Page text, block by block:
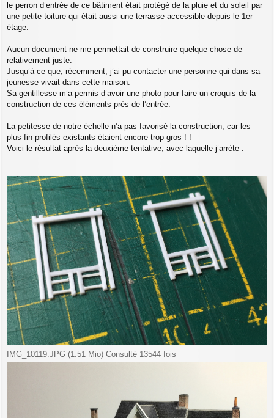
le perron d’entrée de ce bâtiment était protégé de la pluie et du soleil par
une petite toiture qui était aussi une terrasse accessible depuis le 1er
étage.
Aucun document ne me permettait de construire quelque chose de
relativement juste.
Jusqu’à ce que, récemment, j’ai pu contacter une personne qui dans sa
jeunesse vivait dans cette maison.
Sa gentillesse m’a permis d’avoir une photo pour faire un croquis de la
construction de ces éléments près de l’entrée.
La petitesse de notre échelle n’a pas favorisé la construction, car les
plus fin profilés existants étaient encore trop gros ! !
Voici le résultat après la deuxième tentative, avec laquelle j’arrète .
IMG_10119.JPG (1.51 Mio) Consulté 13544 fois